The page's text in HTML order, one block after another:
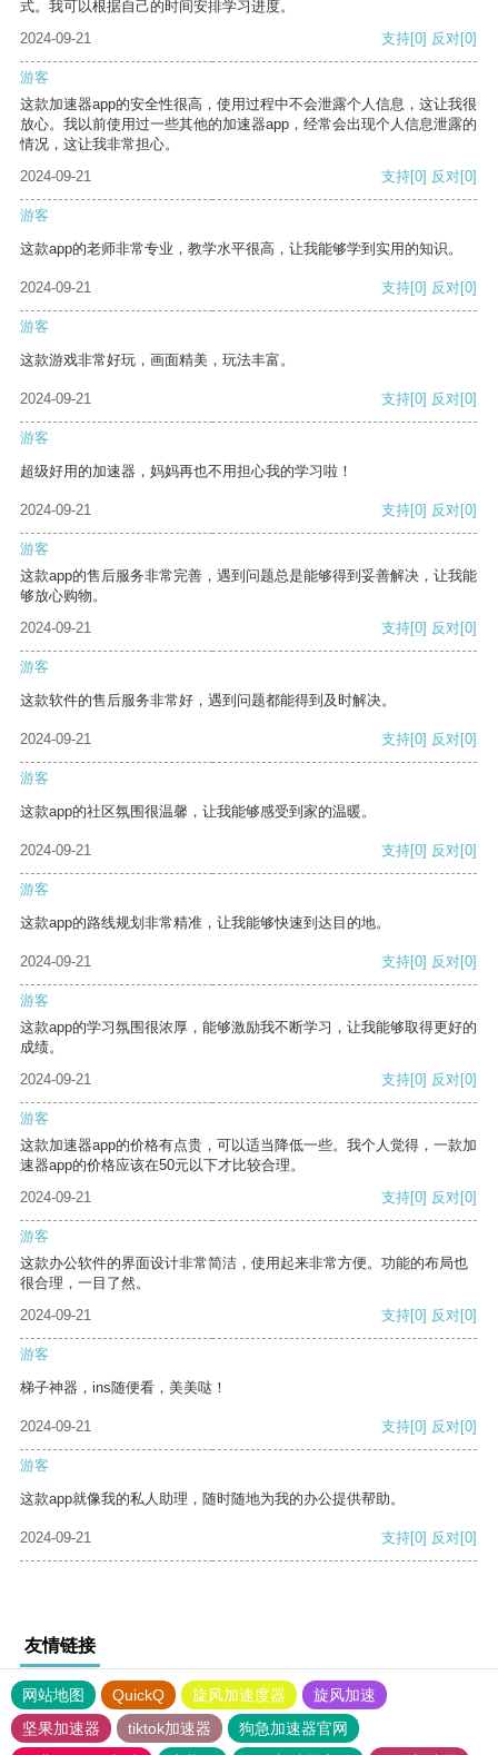
式。我可以根据自己的时间安排学习进度。
2024-09-21
支持[0] 反对[0]
游客
这款加速器app的安全性很高，使用过程中不会泄露个人信息，这让我很
放心。我以前使用过一些其他的加速器app，经常会出现个人信息泄露的
情况，这让我非常担心。
2024-09-21
支持[0] 反对[0]
游客
这款app的老师非常专业，教学水平很高，让我能够学到实用的知识。
2024-09-21 支持[0] 反对[0]
游客
这款游戏非常好玩，画面精美，玩法丰富。
2024-09-21 支持[0] 反对[0]
游客
超级好用的加速器，妈妈再也不用担心我的学习啦！
2024-09-21 支持[0] 反对[0]
游客
这款app的售后服务非常完善，遇到问题总是能够得到妥善解决，让我能
够放心购物。
2024-09-21
支持[0] 反对[0]
游客
这款软件的售后服务非常好，遇到问题都能得到及时解决。
2024-09-21 支持[0] 反对[0]
游客
这款app的社区氛围很温馨，让我能够感受到家的温暖。
2024-09-21 支持[0] 反对[0]
游客
这款app的路线规划非常精准，让我能够快速到达目的地。
2024-09-21 支持[0] 反对[0]
游客
这款app的学习氛围很浓厚，能够激励我不断学习，让我能够取得更好的
成绩。
2024-09-21
支持[0] 反对[0]
游客
这款加速器app的价格有点贵，可以适当降低一些。我个人觉得，一款加
速器app的价格应该在50元以下才比较合理。
2024-09-21
支持[0] 反对[0]
游客
这款办公软件的界面设计非常简洁，使用起来非常方便。功能的布局也
很合理，一目了然。
2024-09-21
支持[0] 反对[0]
游客
梯子神器，ins随便看，美美哒！
2024-09-21 支持[0] 反对[0]
游客
这款app就像我的私人助理，随时随地为我的办公提供帮助。
2024-09-21 支持[0] 反对[0]
友情链接
网站地图 QuickQ 旋风加速度器
旋风加速
坚果加速器
tiktok加速器
狗急加速器官网